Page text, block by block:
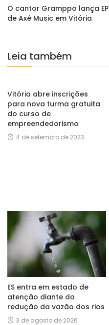
O cantor Gramppo lança EP
de Axé Music em Vitória
Leia também
Vitória abre inscrições
para nova turma gratuita
do curso de
empreendedorismo
4 de setembro de 2023
ES entra em estado de
atenção diante da
redução da vazão dos rios
3 de agosto de 2026